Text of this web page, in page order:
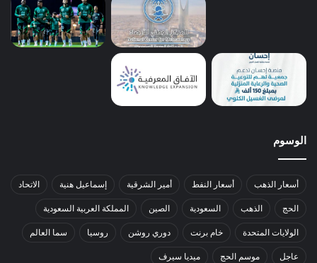
الوسوم
أسعار الذهب أسعار النفط أمير الشرقية إسماعيل هنية الاتحاد
الحج الذهب السعودية الصين المملكة العربية السعودية
الولايات المتحدة خام برنت دوري روشن روسيا سما العالم
عاجل موسم الحج ميديا سيرف